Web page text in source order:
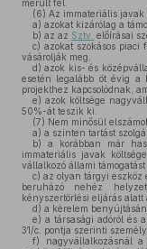
merült fel.
(6) Az immateriális javak
a) azokat kizárólag a
b) az az Sztv. előírásai
c) azokat szokásos
vásárolják meg,
d) azok kis- és
esetén legalább öt évig a
projekthez kapcsolódnak,
e) azok költsége
50%-át teszik ki.
(7) Nem minősül
a) a szinten tartást
b) a korábban már
immateriális javak
vállalkozó állami támogatást
c) az olyan tárgyi eszköz
beruházó nehéz
kényszertörlési eljárás alatt
d) a kérelem
e) a társasági adóról és
31/c. pontja szerinti
f) nagyvállalkozásnál